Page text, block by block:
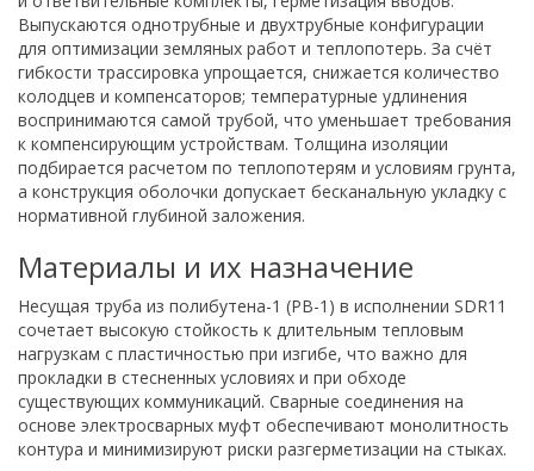
Выпускаются однотрубные и двухтрубные конфигурации
для оптимизации земляных работ и теплопотерь. За счёт
гибкости трассировка упрощается, снижается количество
колодцев и компенсаторов; температурные удлинения
воспринимаются самой трубой, что уменьшает требования
к компенсирующим устройствам. Толщина изоляции
подбирается расчетом по теплопотерям и условиям грунта,
а конструкция оболочки допускает бесканальную укладку с
нормативной глубиной заложения.
Материалы и их назначение
Несущая труба из полибутена-1 (PB-1) в исполнении SDR11
сочетает высокую стойкость к длительным тепловым
нагрузкам с пластичностью при изгибе, что важно для
прокладки в стесненных условиях и при обходе
существующих коммуникаций. Сварные соединения на
основе электросварных муфт обеспечивают монолитность
контура и минимизируют риски разгерметизации на стыках.